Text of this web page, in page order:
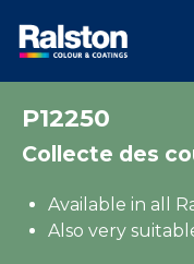
P12250
Collecte des
Available in all
Also very